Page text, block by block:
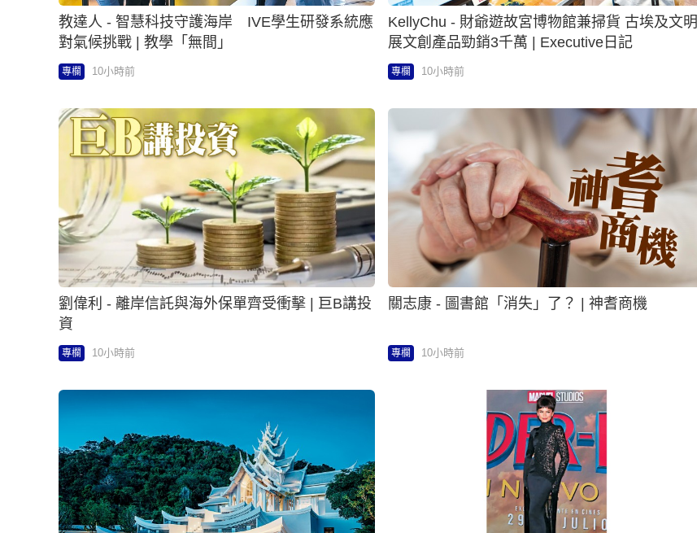
教達人 - 智慧科技守護海岸 IVE學生研發系統應
對氣候挑戰 | 教學「無間」
專欄 10小時前
KellyChu - 財爺遊故宮博物館兼掃貨 古埃及文明
展文創產品勁銷3千萬 | Executive日記
專欄 10小時前
劉偉利 - 離岸信託與海外保單齊受衝擊 | 巨B講投
資
專欄 10小時前
關志康 - 圖書館「消失」了？ | 神耆商機
專欄 10小時前